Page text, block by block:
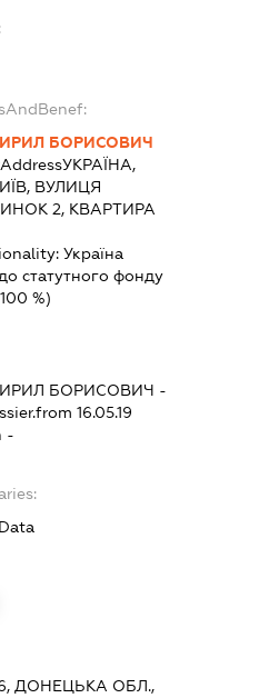
БОРИСОВИЧ
УКРАЇНА,
ВУЛИЦЯ
2, КВАРТИРА
Україна
статутного фонду
%)
БОРИСОВИЧ -
16.05.19
-
ДОНЕЦЬКА ОБЛ.,